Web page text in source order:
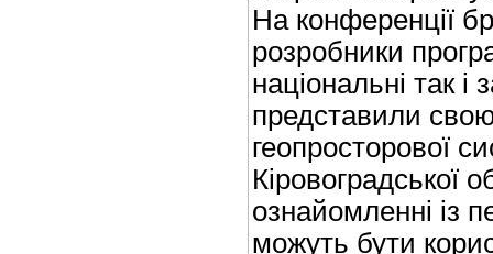
На конференції
розробники
національні так і
представили
геопросторової
Кіровоградської
ознайомленні із
можуть бути